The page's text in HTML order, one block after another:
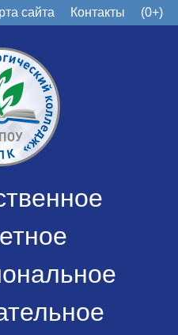
сайта Контакты (0+)